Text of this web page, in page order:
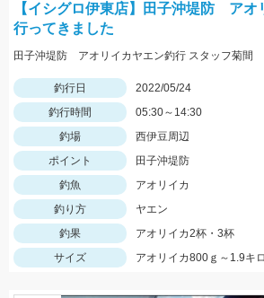
【イシグロ伊東店】田子沖堤防 アオ
行ってきました
釣行日
2022/05/24
釣行時間
05:30～14:30
釣場
西伊豆周辺
ポイント
田子沖堤防
釣魚
アオリイカ
釣り方
ヤエン
釣果
アオリイカ2杯・3杯
サイズ
アオリイカ800ｇ～1.9キロ